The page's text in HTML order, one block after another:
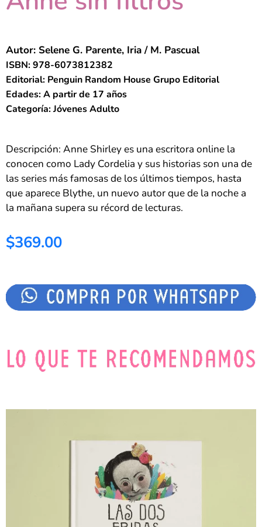
Autor: Selene G. Parente, Iria / M. Pascual
ISBN: 978-6073812382
Editorial: Penguin Random House Grupo Editorial
Edades: A partir de 17 años
Categoría:Jóvenes Adulto
Descripción: Anne Shirley es una escritora online la
conocen como Lady Cordelia y sus historias son una de
las series más famosas de los últimos tiempos, hasta
que aparece Blythe, un nuevo autor que de la noche a
la mañana supera su récord de lecturas.
$369.00